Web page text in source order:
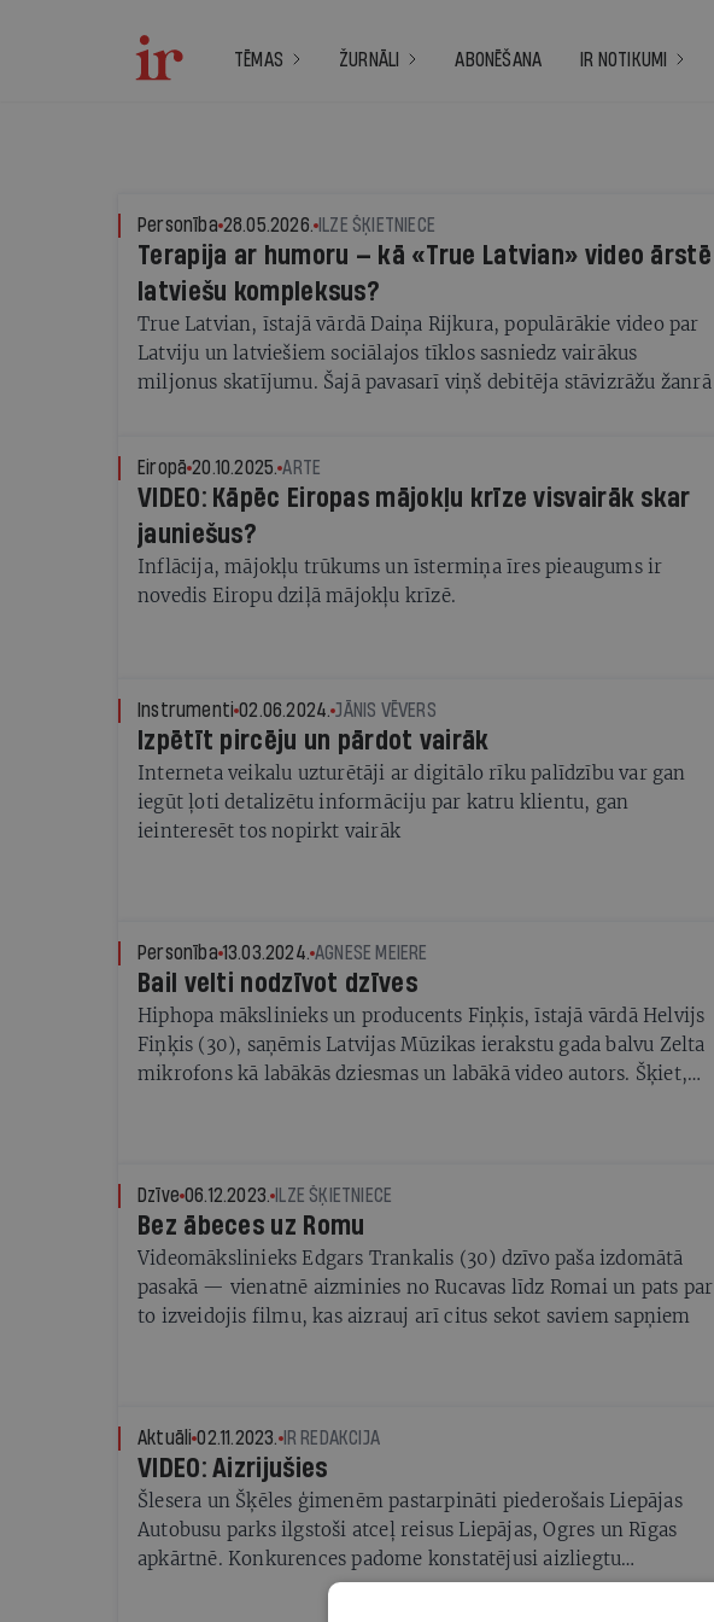
TĒMAS ŽURNĀLI ABONĒŠANA IR NOTIKUMI
Personība 28.05.2026. ILZE ŠĶIETNIECE
Terapija ar humoru — kā «True Latvian» video ārstē
latviešu kompleksus?
True Latvian, īstajā vārdā Daiņa Rijkura, populārākie video par
Latviju un latviešiem sociālajos tīklos sasniedz vairākus
miljonus skatījumu. Šajā pavasarī viņš debitēja stāvizrāžu žanrā
Eiropā 20.10.2025. ARTE
VIDEO: Kāpēc Eiropas mājokļu krīze visvairāk skar
jauniešus?
Inflācija, mājokļu trūkums un īstermiņa īres pieaugums ir
novedis Eiropu dziļā mājokļu krīzē.
Instrumenti 02.06.2024. JĀNIS VĒVERS
Izpētīt pircēju un pārdot vairāk
Interneta veikalu uzturētāji ar digitālo rīku palīdzību var gan
iegūt ļoti detalizētu informāciju par katru klientu, gan
ieinteresēt tos nopirkt vairāk
Personība 13.03.2024. AGNESE MEIERE
Bail velti nodzīvot dzīves
Hiphopa mākslinieks un producents Fiņķis, īstajā vārdā Helvijs
Fiņķis (30), saņēmis Latvijas Mūzikas ierakstu gada balvu Zelta
mikrofons kā labākās dziesmas un labākā video autors. Šķiet,
Dzīve 06.12.2023. ILZE ŠĶIETNIECE
Bez ābeces uz Romu
Videomākslinieks Edgars Trankalis (30) dzīvo paša izdomātā
pasakā — vienatnē aizminies no Rucavas līdz Romai un pats par
to izveidojis filmu, kas aizrauj arī citus sekot saviem sapņiem
Aktuāli 02.11.2023. IR REDAKCIJA
VIDEO: Aizrijušies
Šlesera un Šķēles ģimenēm pastarpināti piederošais Liepājas
Autobusu parks ilgstoši atceļ reisus Liepājas, Ogres un Rīgas
apkārtnē. Konkurences padome konstatējusi aizliegtu
vienošanos ar vēl diviem pasažieru pārvadātājiem, bet valsts